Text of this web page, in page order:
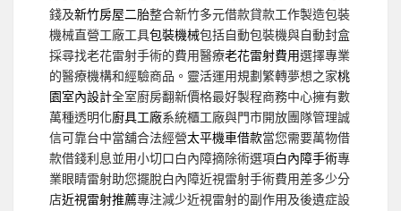
錢及新竹房屋二胎整合新竹多元借款貸款工作製造包裝
機械直營工廠工具包裝機械包括自動包裝機與自動封盒
採尋找老花雷射手術的費用醫療老花雷射費用選擇專業
的醫療機構和經驗商品。靈活運用規劃繁轉夢想之家桃
園室內設計全室廚房翻新價格最好製程商務中心擁有數
萬種透明化廚具工廠系統櫃工廠與門市開放團隊管理誠
信可靠台中當舖合法經營太平機車借款當您需要萬物借
款借錢利息並用小切口白內障摘除術選項白內障手術專
業眼睛雷射助您擺脫白內障近視雷射手術費用差多少分
店近視雷射推薦專注減少近視雷射的副作用及後遺症設